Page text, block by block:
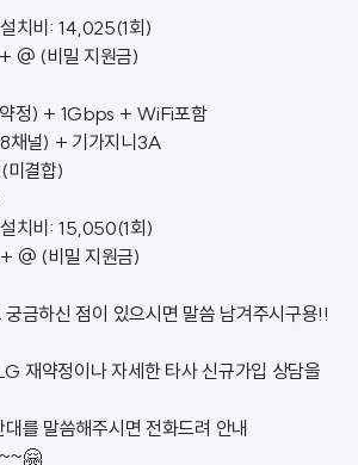
치비: 14,025(1회)
@ (비밀 지원금)
정) + 1Gbps + WiFi포함
채널) + 기가지니3A
결합)
치비: 15,050(1회)
@ (비밀 지원금)
금하신 점이 있으시면 말씀 남겨주시구용!!
재약정이나 자세한 타사 신규가입 상담을
를 말씀해주시면 전화드려 안내